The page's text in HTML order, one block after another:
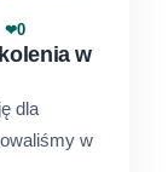
❤0
w
dla
w